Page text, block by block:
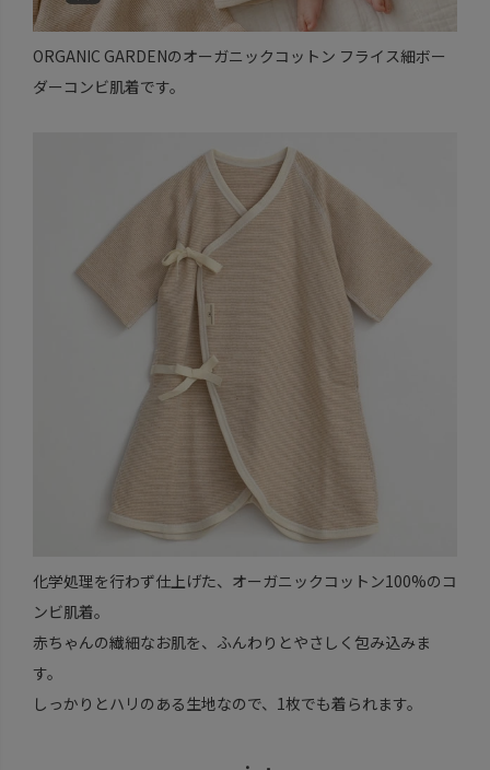
ORGANIC GARDENのオーガニックコットン フライス細ボー
ダーコンビ肌着です。
化学処理を行わず仕上げた、オーガニックコットン100%のコ
ンビ肌着。
赤ちゃんの繊細なお肌を、ふんわりとやさしく包み込みま
す。
しっかりとハリのある生地なので、1枚でも着られます。